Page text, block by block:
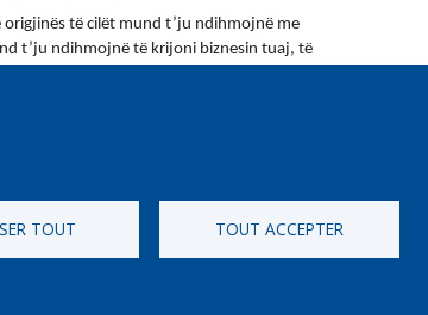
të cilët mund t’ju ndihmojnë me
t’ju ndihmojnë të krijoni biznesin tuaj, të
TOUT TOUT ACCEPTER